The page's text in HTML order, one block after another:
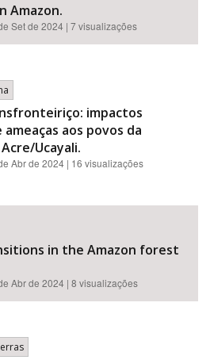
Amazon.
Set de 2024 | 7 visualizações
impactos
aos povos da
Ucayali.
Abr de 2024 | 16 visualizações
in the Amazon forest
Abr de 2024 | 8 visualizações